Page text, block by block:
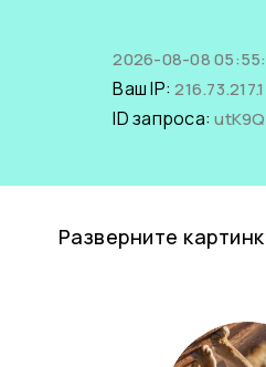
2026-08-08
Ваш IP:216.73.217.1
ID запроса:
Разверните